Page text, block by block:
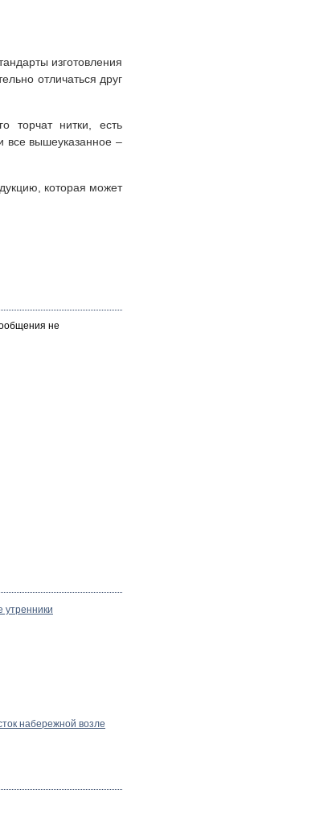
изготовления
отличаться друг
торчат нитки, есть
все вышеуказанное –
которая может
не
утренники
набережной возле